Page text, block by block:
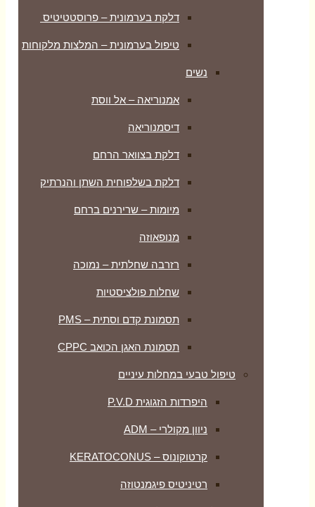
דלקת בערמונית – פרוסטטיטיס
טיפול בערמונית – המלצות מלקוחות
נשים
אמנוריאה – אל ווסת
דיסמנוריאה
דלקת בצוואר הרחם
דלקת בשלפוחית השתן והנרתיק
מיומות – שרירנים ברחם
מנופאוזה
רזרבה שחלתית – נמוכה
שחלות פולציסטיות
תסמונת קדם וסתית – PMS
תסמונת האגן הכואב CPPC
טיפול טבעי במחלות עיניים
היפרדות הזגוגית P.V.D
ניוון מקולרי – ADM
קרטוקונוס – KERATOCONUS
רטיניטיס פיגמנטוזה